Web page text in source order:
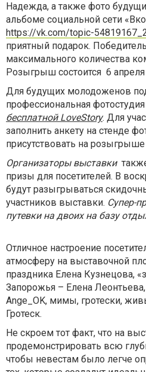
Надежда, а также фото
альбоме социальной сети
https://vk.com/topic-
приятный подарок.
максимального количества
Розыгрыш состоится 6
Для будущих молодоженов
профессиональная
бесплатной LoveStory. Для
заполнить анкету на стенде
присутствовать на
Организаторы выставки
призы для посетителей. В
будут разыгрываться
участников выставки. Супер-
путевки на двоих на базу
Отличное настроение
атмосферу на выставочной
праздника Елена Кузнецова,
Запорожья – Елена
Ange_OK, мимы, гротески,
Гротеск.
Не скроем тот факт, что на
продемонстрировать всю
чтобы невестам было легче